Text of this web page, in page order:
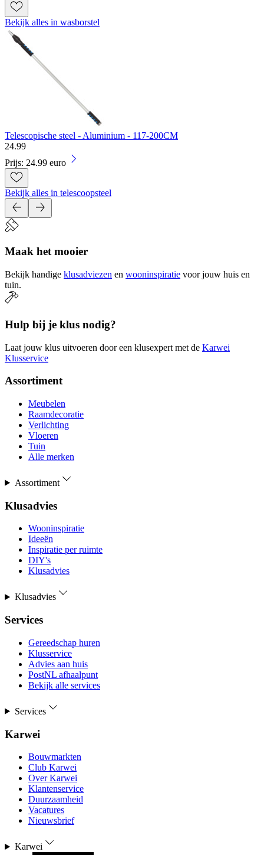
Bekijk alles in wasborstel
Telescopische steel - Aluminium - 117-200CM
24.99
Prijs: 24.99 euro
Bekijk alles in telescoopsteel
Maak het mooier
Bekijk handige klusadviezen en wooninspiratie voor jouw huis en
tuin.
Hulp bij je klus nodig?
Laat jouw klus uitvoeren door een klusexpert met de Karwei
Klusservice
Assortiment
Meubelen
Raamdecoratie
Verlichting
Vloeren
Tuin
Alle merken
Assortiment
Klusadvies
Wooninspiratie
Ideeën
Inspiratie per ruimte
DIY's
Klusadvies
Klusadvies
Services
Gereedschap huren
Klusservice
Advies aan huis
PostNL afhaalpunt
Bekijk alle services
Services
Karwei
Bouwmarkten
Club Karwei
Over Karwei
Klantenservice
Duurzaamheid
Vacatures
Nieuwsbrief
Karwei